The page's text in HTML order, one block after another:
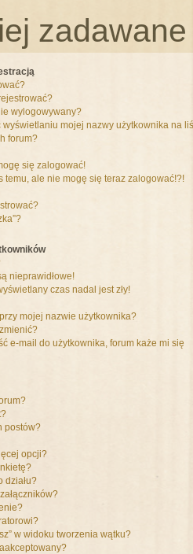
wylogowywany?
mojej nazwy użytkownika na
forum?
się zalogować!
temu, ale nie mogę się teraz zalogować!?!
nieprawidłowe!
czas nadal jest zły!
mojej nazwie użytkownika?
e-mail do użytkownika, forum każe mi się
postów?
opcji?
działu?
w widoku tworzenia wątku?